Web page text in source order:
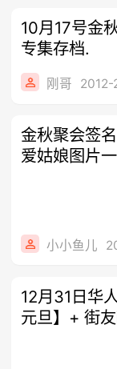
10月17号金
专集存档.
刚哥 2012-
金秋聚会签
爱姑娘图片
小小鱼儿
12月31日华
元旦】+ 街